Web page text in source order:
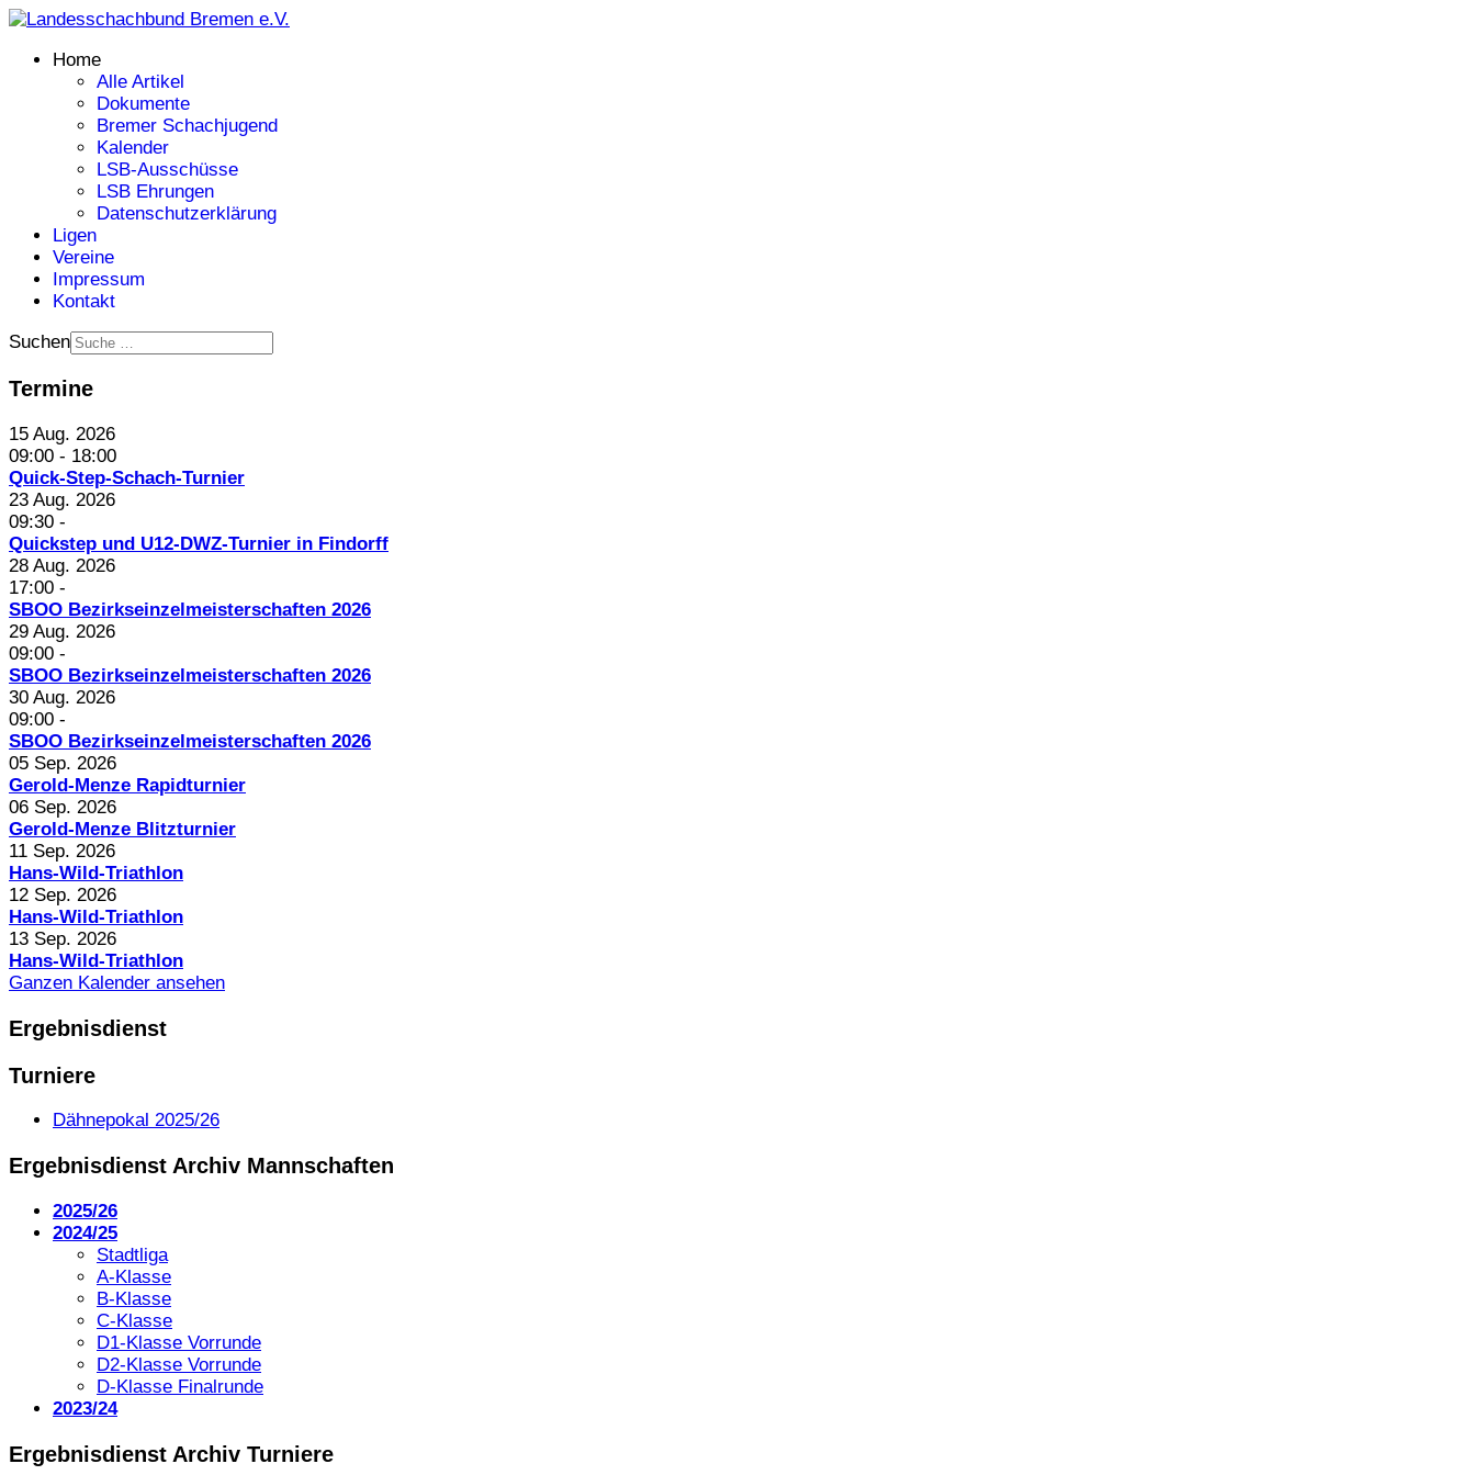
Home
Alle Artikel
Dokumente
Bremer Schachjugend
Kalender
LSB-Ausschüsse
LSB Ehrungen
Datenschutzerklärung
Ligen
Vereine
Impressum
Kontakt
Suchen
Termine
15 Aug. 2026
09:00 - 18:00
Quick-Step-Schach-Turnier
23 Aug. 2026
09:30 -
Quickstep und U12-DWZ-Turnier in Findorff
28 Aug. 2026
17:00 -
SBOO Bezirkseinzelmeisterschaften 2026
29 Aug. 2026
09:00 -
SBOO Bezirkseinzelmeisterschaften 2026
30 Aug. 2026
09:00 -
SBOO Bezirkseinzelmeisterschaften 2026
05 Sep. 2026
Gerold-Menze Rapidturnier
06 Sep. 2026
Gerold-Menze Blitzturnier
11 Sep. 2026
Hans-Wild-Triathlon
12 Sep. 2026
Hans-Wild-Triathlon
13 Sep. 2026
Hans-Wild-Triathlon
Ganzen Kalender ansehen
Ergebnisdienst
Turniere
Dähnepokal 2025/26
Ergebnisdienst Archiv Mannschaften
2025/26
2024/25
Stadtliga
A-Klasse
B-Klasse
C-Klasse
D1-Klasse Vorrunde
D2-Klasse Vorrunde
D-Klasse Finalrunde
2023/24
Ergebnisdienst Archiv Turniere